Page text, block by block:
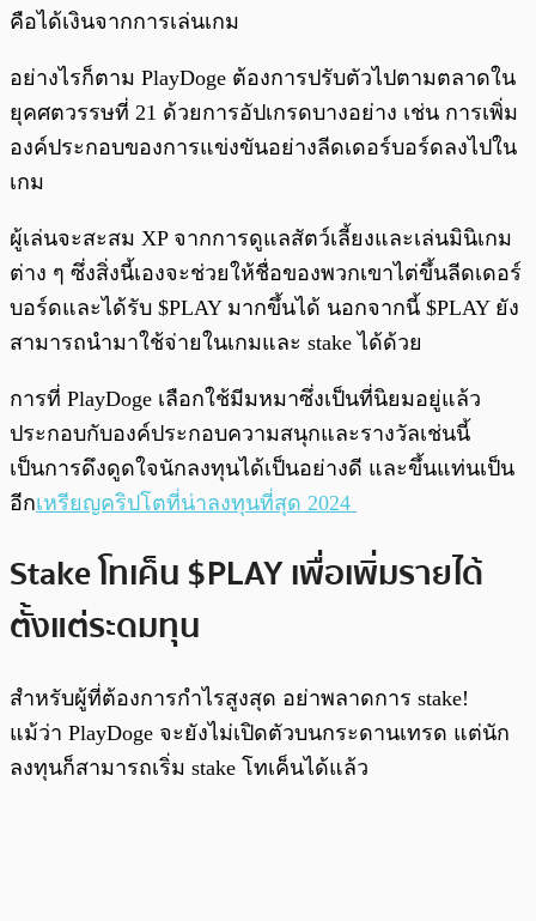
คือได้เงินจากการเล่นเกม
อย่างไรก็ตาม PlayDoge ต้องการปรับตัวไปตามตลาดใน
ยุคศตวรรษที่ 21 ด้วยการอัปเกรดบางอย่าง เช่น การเพิ่ม
องค์ประกอบของการแข่งขันอย่างลีดเดอร์บอร์ดลงไปใน
เกม
ผู้เล่นจะสะสม XP จากการดูแลสัตว์เลี้ยงและเล่นมินิเกม
ต่าง ๆ ซึ่งสิ่งนี้เองจะช่วยให้ชื่อของพวกเขาไต่ขึ้นลีดเดอร์
บอร์ดและได้รับ $PLAY มากขึ้นได้ นอกจากนี้ $PLAY ยัง
สามารถนำมาใช้จ่ายในเกมและ stake ได้ด้วย
การที่ PlayDoge เลือกใช้มีมหมาซึ่งเป็นที่นิยมอยู่แล้ว
ประกอบกับองค์ประกอบความสนุกและรางวัลเช่นนี้
เป็นการดึงดูดใจนักลงทุนได้เป็นอย่างดี และขึ้นแท่นเป็น
อีกเหรียญคริปโตที่น่าลงทุนที่สุด 2024
Stake โทเค็น $PLAY เพื่อเพิ่มรายได้
ตั้งแต่ระดมทุน
สำหรับผู้ที่ต้องการกำไรสูงสุด อย่าพลาดการ stake!
แม้ว่า PlayDoge จะยังไม่เปิดตัวบนกระดานเทรด แต่นัก
ลงทุนก็สามารถเริ่ม stake โทเค็นได้แล้ว